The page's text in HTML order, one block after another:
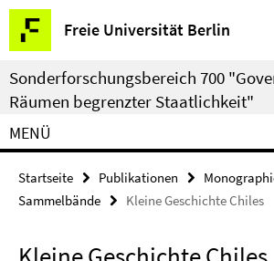
Springe
direkt
zu
Inhalt
Freie Universität Berlin
Service-
Navigation
Sonderforschungsbereich 700
Räumen begrenzter Staatlichkeit"
MENÜ
Startseite Publikationen
Sammelbände
Kleine Geschichte Chiles